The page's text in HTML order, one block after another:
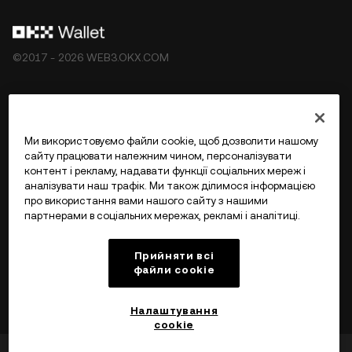
©2017 - 2026 WEB3.OKX.COM
Більше про OKX Web3
Ми використовуємо файли cookie, щоб дозволити нашому
сайту працювати належним чином, персоналізувати
контент і рекламу, надавати функції соціальних мереж і
аналізувати наш трафік. Ми також ділимося інформацією
про використання вами нашого сайту з нашими
партнерами в соціальних мережах, рекламі і аналітиці.
Прийняти всі
файли сookie
Налаштування
cookie